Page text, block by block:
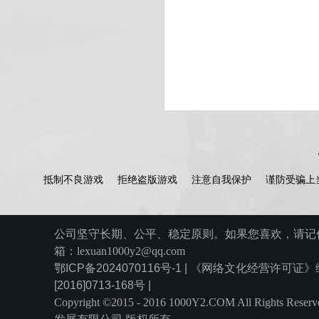
抵制不良游戏 拒绝盗版游戏 注意自我保护 谨防受骗上
公司坚守长期、公平、稳定原则。如果您喜欢，请
箱：lexuan1000y2@qq.com
鄂ICP备2024070116号-1 | 《网络文化经营许可证》
[2016]0713-168号 |
Copyright ©2015 - 2016 1000Y2.COM All Rights